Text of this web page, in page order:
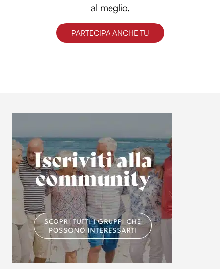
al meglio.
PARTECIPA ANCHE TU